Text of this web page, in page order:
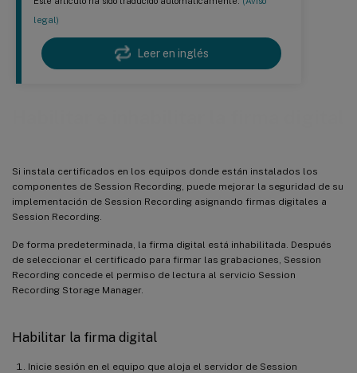
legal)
Leer en inglés
Si instala certificados en los equipos donde están instalados los
componentes de Session Recording, puede mejorar la seguridad de su
implementación de Session Recording asignando firmas digitales a
Session Recording.
De forma predeterminada, la firma digital está inhabilitada. Después
de seleccionar el certificado para firmar las grabaciones, Session
Recording concede el permiso de lectura al servicio Session
Recording Storage Manager.
Habilitar la firma digital
Inicie sesión en el equipo que aloja el servidor de Session